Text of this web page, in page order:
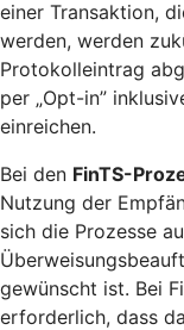
einer Transaktion,
werden, werden
Protokolleintrag
per „Opt-in”
einreichen.
Bei den FinTS-
Nutzung der
sich die Prozesse
gewünscht ist. Bei
erforderlich, dass